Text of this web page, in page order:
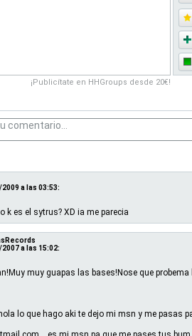
¡Publicítate en HHGroups desde 20€!
a las 03:53:
k es el sytrus? XD ia me parecia
a las 15:02:
muy guapas las bases!Nose que probema
lo que hago aki te dejo mi msn y me pasas